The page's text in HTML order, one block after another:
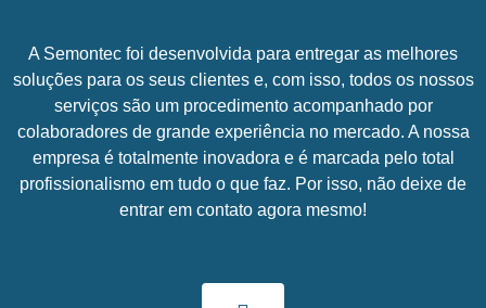
A Semontec foi desenvolvida para entregar as melhores
soluções para os seus clientes e, com isso, todos os nossos
serviços são um procedimento acompanhado por
colaboradores de grande experiência no mercado. A nossa
empresa é totalmente inovadora e é marcada pelo total
profissionalismo em tudo o que faz. Por isso, não deixe de
entrar em contato agora mesmo!